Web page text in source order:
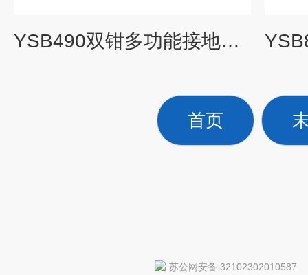
YSB490双钳多功能接地电阻测试仪
首页
苏公网安备 32102302010587